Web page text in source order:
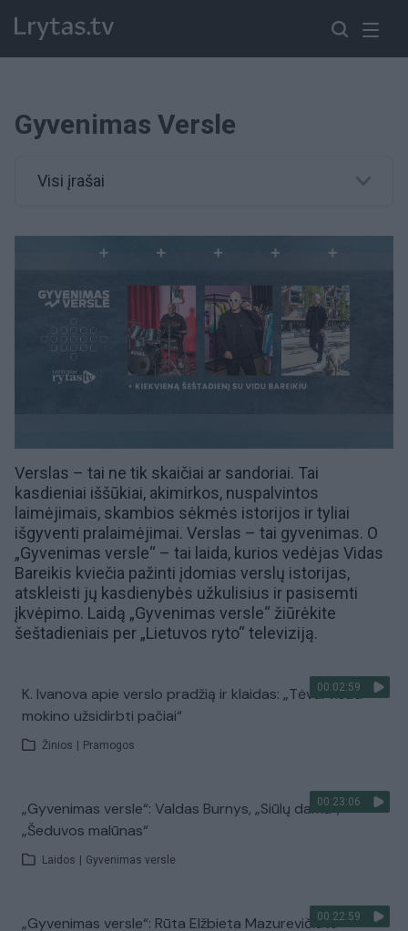
Gyvenimas Versle
Visi įrašai
Verslas – tai ne tik skaičiai ar sandoriai. Tai
kasdieniai iššūkiai, akimirkos, nuspalvintos
laimėjimais, skambios sėkmės istorijos ir tyliai
išgyventi pralaimėjimai. Verslas – tai gyvenimas. O
„Gyvenimas versle“ – tai laida, kurios vedėjas Vidas
Bareikis kviečia pažinti įdomias verslų istorijas,
atskleisti jų kasdienybės užkulisius ir pasisemti
įkvėpimo. Laidą „Gyvenimas versle“ žiūrėkite
šeštadieniais per „Lietuvos ryto“ televiziją.
00:02:59
K. Ivanova apie verslo pradžią ir klaidas: „Tėvai visad
mokino užsidirbti pačiai“
Žinios Pramogos
00:23:06
„Gyvenimas versle“: Valdas Burnys, „Siūlų dama“,
„Šeduvos malūnas“
Laidos Gyvenimas versle
00:22:59
„Gyvenimas versle“: Rūta Elžbieta Mazurevičiūte-